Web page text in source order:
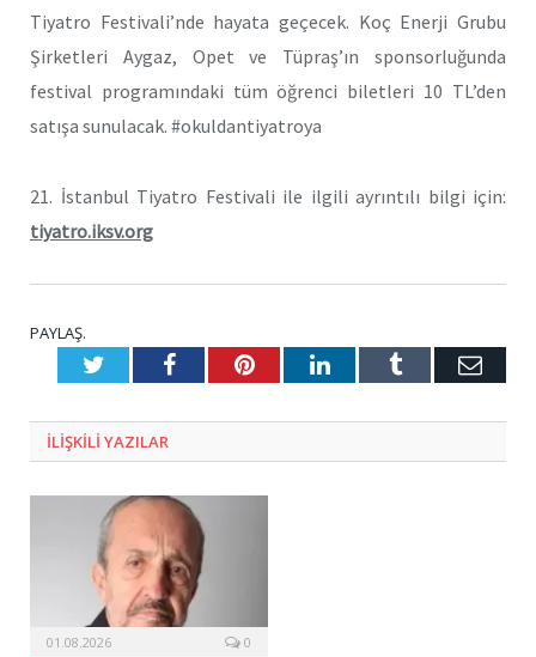
Tiyatro Festivali’nde hayata geçecek. Koç Enerji Grubu
Şirketleri Aygaz, Opet ve Tüpraş’ın sponsorluğunda
festival programındaki tüm öğrenci biletleri 10 TL’den
satışa sunulacak. #okuldantiyatroya
21. İstanbul Tiyatro Festivali ile ilgili ayrıntılı bilgi için:
tiyatro.iksv.org
PAYLAŞ.
TwitterFacebookPinterestLinkedInTumblr E-
ILIŞKILI YAZILAR
01.08.2026 0